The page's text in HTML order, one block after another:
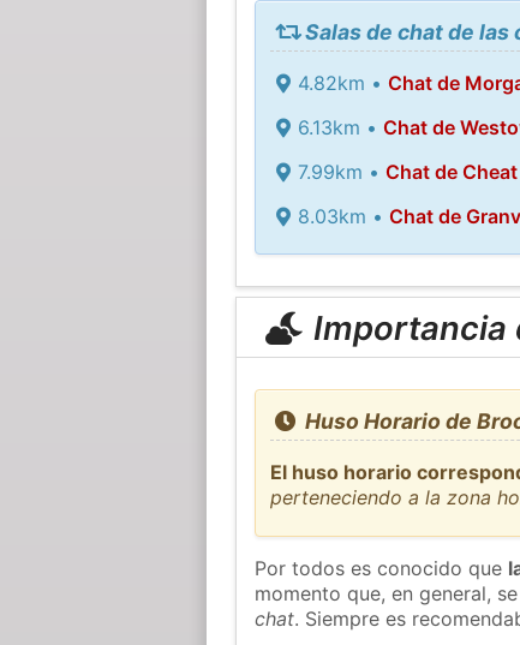
Salas de chat de las
4.82km • Chat de
6.13km • Chat de
7.99km • Chat de
8.03km • Chat de
Importancia
Huso Horario de
El huso horario
perteneciendo a la zona
Por todos es conocido que
momento que, en general,
chat. Siempre es